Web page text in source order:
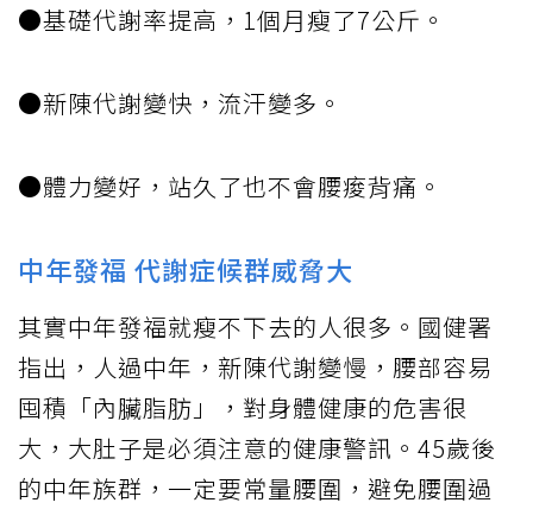
●基礎代謝率提高，1個月瘦了7公斤。
●新陳代謝變快，流汗變多。
●體力變好，站久了也不會腰痠背痛。
中年發福 代謝症候群威脅大
其實中年發福就瘦不下去的人很多。國健署
指出，人過中年，新陳代謝變慢，腰部容易
囤積「內臟脂肪」，對身體健康的危害很
大，大肚子是必須注意的健康警訊。45歲後
的中年族群，一定要常量腰圍，避免腰圍過